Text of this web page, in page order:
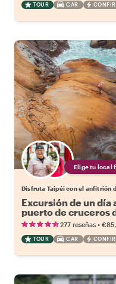
TOUR CAR
Elige tu local
Disfruta Taipéi con el anfitrión
Excursión de un día
puerto de cruceros
Shifen
277 reseñas •
TOUR CAR